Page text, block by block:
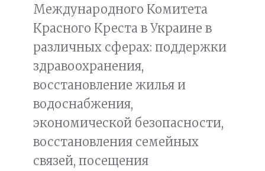
Международного Комитета
Красного Креста в Украине в
различных сферах: поддержки
здравоохранения,
восстановление жилья и
водоснабжения,
экономической безопасности,
восстановления семейных
связей, посещения